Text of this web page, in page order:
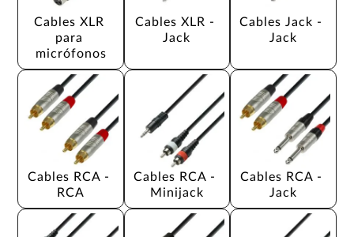
Cables XLR
para
micrófonos
Cables XLR -
Jack
Cables Jack -
Jack
Cables RCA -
RCA
Cables RCA -
Minijack
Cables RCA -
Jack